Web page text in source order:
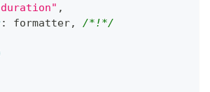
,
: formatter,
/*!*/